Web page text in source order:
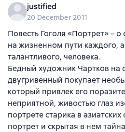
justified
20 December 2011
Повесть Гоголя «Портрет» –
на жизненном пути каждого,
талантливого, человека.
Бедный художник Чартков на
двугривенный покупает
который привлек его
неприятной, живостью глаз
портрете старика в
портрет и скрытая в нем